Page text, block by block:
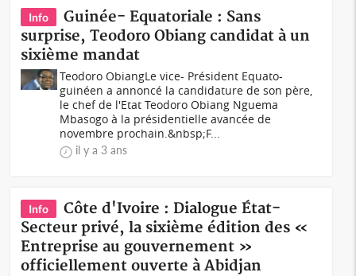
Info
Guinée- Equatoriale : Sans
surprise, Teodoro Obiang candidat à un
sixième mandat
Teodoro ObiangLe vice- Président Equato-
guinéen a annoncé la candidature de son père,
le chef de l'Etat Teodoro Obiang Nguema
Mbasogo à la présidentielle avancée de
novembre prochain.&nbsp;F...
il y a 3 ans
Info
Côte d'Ivoire : Dialogue État-
Secteur privé, la sixième édition des «
Entreprise au gouvernement »
officiellement ouverte à Abidjan